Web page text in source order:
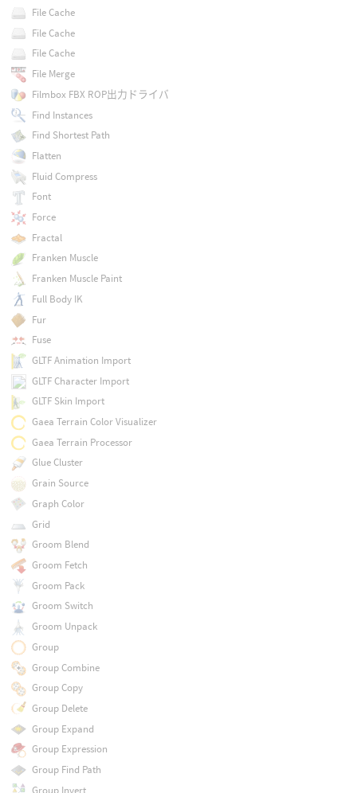
File Cache
File Cache
File Cache
File Merge
Filmbox FBX ROP出力ドライバ
Find Instances
Find Shortest Path
Flatten
Fluid Compress
Font
Force
Fractal
Franken Muscle
Franken Muscle Paint
Full Body IK
Fur
Fuse
GLTF Animation Import
GLTF Character Import
GLTF Skin Import
Gaea Terrain Color Visualizer
Gaea Terrain Processor
Glue Cluster
Grain Source
Graph Color
Grid
Groom Blend
Groom Fetch
Groom Pack
Groom Switch
Groom Unpack
Group
Group Combine
Group Copy
Group Delete
Group Expand
Group Expression
Group Find Path
Group Invert